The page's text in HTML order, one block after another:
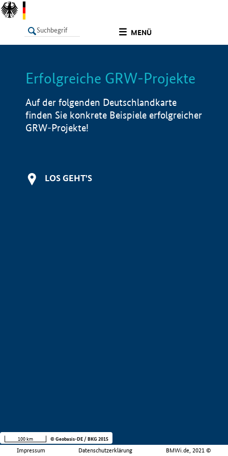
MENÜ
LISTE Info
Erfolgreiche GRW-Projekte
Auf der folgenden Deutschlandkarte
finden Sie konkrete Beispiele erfolgreicher
GRW-Projekte!
LOS GEHT'S
Impressum Datenschutzerklärung BMWi.de, 2021 ©
100 km © Geobasis-DE / BKG 2015